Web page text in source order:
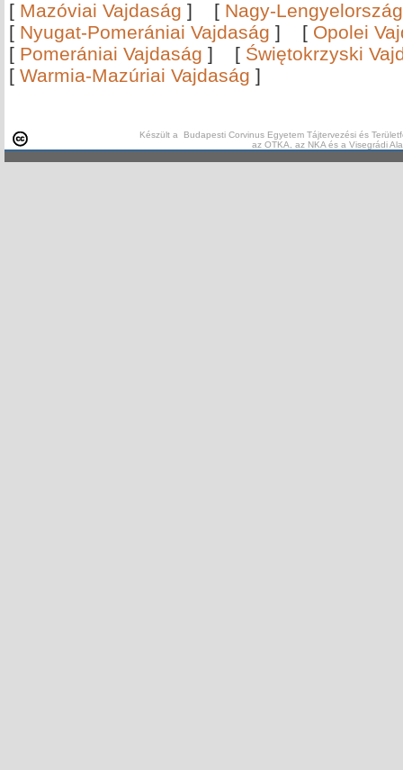
[ Mazóviai Vajdaság ] [ Nagy-
[ Nyugat-Pomerániai Vajdaság ] [ Opolei
[ Pomerániai Vajdaság ] [ Świętokrzyski
[ Warmia-Mazúriai Vajdaság ]
Készült a Budapesti Corvinus Egyetem Tájtervezési és
az OTKA, az NKA és a Visegrádi